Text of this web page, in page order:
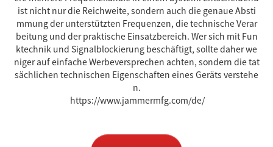
ist nicht nur die Reichweite, sondern auch die genaue Absti
mmung der unterstützten Frequenzen, die technische Verar
beitung und der praktische Einsatzbereich. Wer sich mit Fun
ktechnik und Signalblockierung beschäftigt, sollte daher we
niger auf einfache Werbeversprechen achten, sondern die tat
sächlichen technischen Eigenschaften eines Geräts verstehe
n.
https://www.jammermfg.com/de/